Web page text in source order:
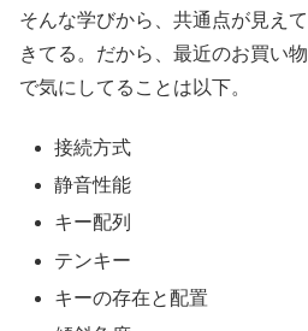
そんな学びから、共通点が見えて
きてる。だから、最近のお買い物
で気にしてることは以下。
接続方式
静音性能
キー配列
テンキー
キーの存在と配置